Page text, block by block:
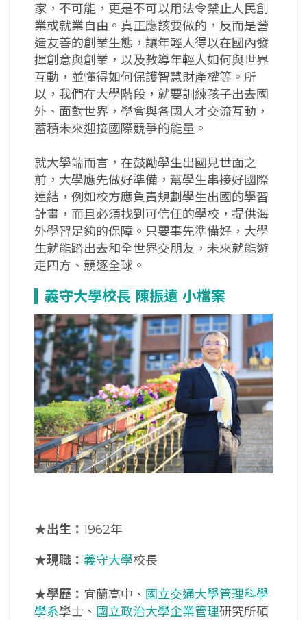
家，不可能，更是不可以用法令禁止人民創
業或就業自由。真正應該要做的，反而是營
造友善的創業生態，讓年輕人得以在國內發
揮創意與創業，以及教導年輕人如何與世界
互動，並懂得如何保護智慧財產權等。所
以，我們在大學階段，就要訓練孩子出去國
外、面對世界，學會與各國人才交流互動，
蓄積未來迎接國際競爭的能量。
就大學端而言，在鼓勵學生出國見世面之
前，大學應先做好準備，幫學生串接好國際
連結，例如校方應負責規劃學生出國的學習
計畫，而且必須找到可信任的學校，提供海
外學習足夠的保障。只要事先準備好，大學
生就能踏出去和全世界交朋友，未來就能遊
走四方、競逐全球。
義守大學校長 陳振遠 小檔案
★出生：1962年
★現職： 義守大學校長
★學歷： 宜蘭高中、 國立交通大學管理科學
學系學士、 國立政治大學企業管理研究所碩